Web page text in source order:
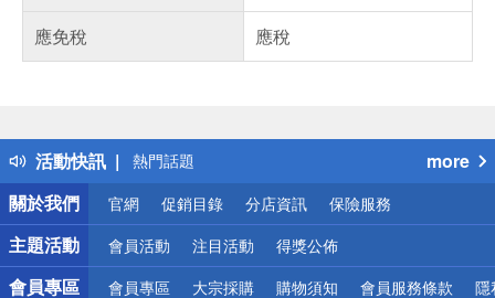
應免稅
應稅
活動快訊
得獎公告
熱門話題
銀行優惠
偏遠地區配送
詐騙網頁！請小心！
more
關於我們
官網 促銷目錄 分店資訊 保險服務
主題活動 會員活動 注目活動 得獎公佈
會員專區 會員專區 大宗採購 購物須知 會員服務條款 隱